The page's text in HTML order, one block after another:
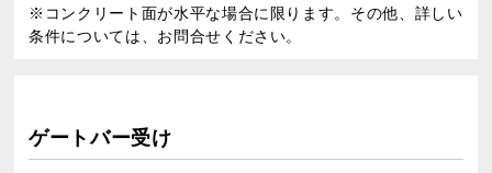
※コンクリート面が水平な場合に限ります。その他、詳しい
条件については、お問合せください。
ゲートバー受け